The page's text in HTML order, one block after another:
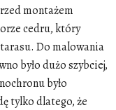
montażem
cedru, który
tarasu. Do malowania
było dużo szybciej,
było
tylko dlatego, że